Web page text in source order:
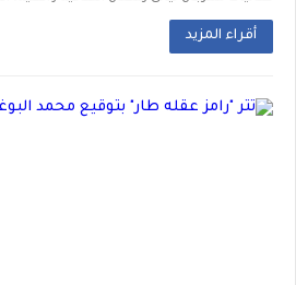
أقراء المزيد